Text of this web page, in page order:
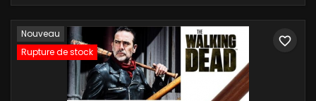
Nouveau
Rupture de stock
favorite_border